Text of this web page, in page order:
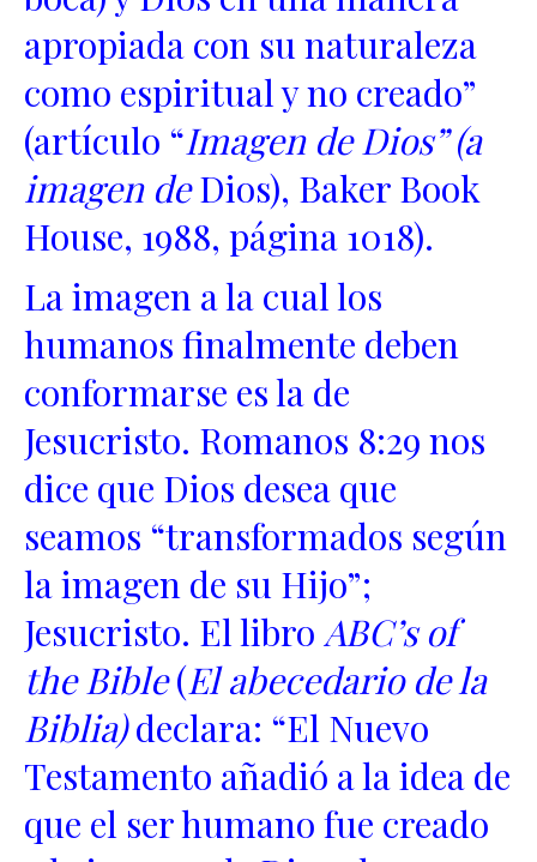
apropiada con su naturaleza
como espiritual y no creado”
(artículo “Imagen de Dios” (a
imagen deDios), Baker Book
House, 1988, página 1018).
La imagen a la cual los
humanos finalmente deben
conformarse es la de
Jesucristo. Romanos 8:29 nos
dice que Dios desea que
seamos “transformados según
la imagen de su Hijo”;
Jesucristo. El libro ABC’s of
the Bible(El abecedario de la
Biblia)declara: “El Nuevo
Testamento añadió a la idea de
que el ser humano fue creado